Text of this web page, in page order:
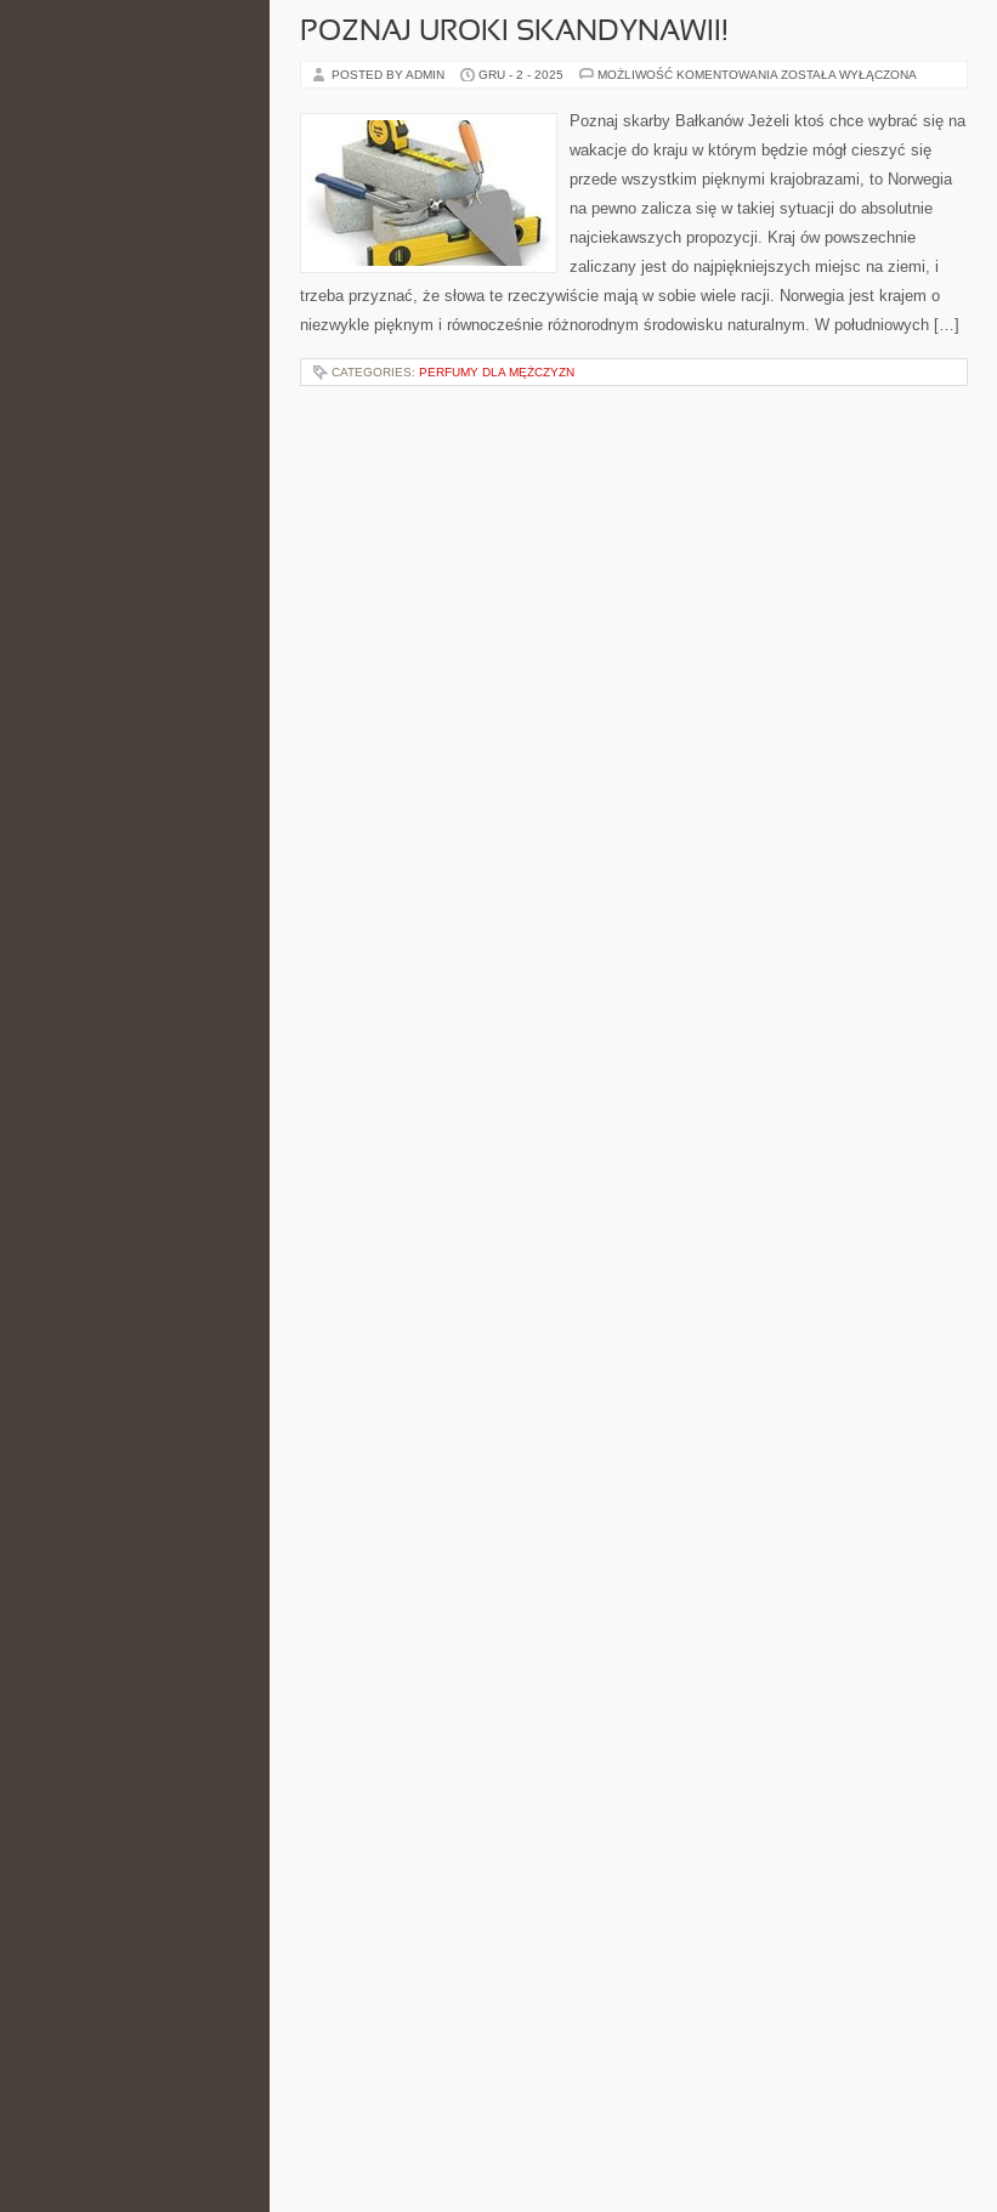
POZNAJ UROKI SKANDYNAWII!
POSTED BY ADMIN GRU - 2 - 2025 MOŻLIWOŚĆ KOMENTOWANIA POZNAJ
ZOSTAŁA WYŁĄCZONA
Poznaj skarby Bałkanów Jeżeli ktoś chce wybrać się na
wakacje do kraju w którym będzie mógł cieszyć się
przede wszystkim pięknymi krajobrazami, to Norwegia
na pewno zalicza się w takiej sytuacji do absolutnie
najciekawszych propozycji. Kraj ów powszechnie
zaliczany jest do najpiękniejszych miejsc na ziemi, i
trzeba przyznać, że słowa te rzeczywiście mają w sobie wiele racji. Norwegia jest krajem o
niezwykle pięknym i równocześnie różnorodnym środowisku naturalnym. W południowych […]
CATEGORIES: PERFUMY DLA MĘŻCZYZN